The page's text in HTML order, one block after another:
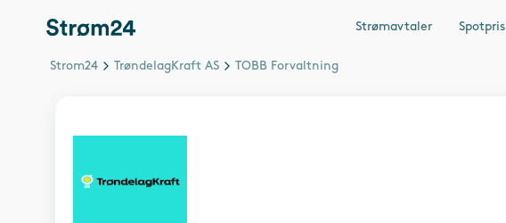
Strømavtaler Spotpris
Strom24 TrøndelagKraft AS TOBB Forvaltning